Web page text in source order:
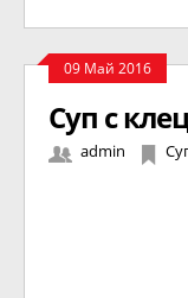
09 Май 2016
Суп с
admin